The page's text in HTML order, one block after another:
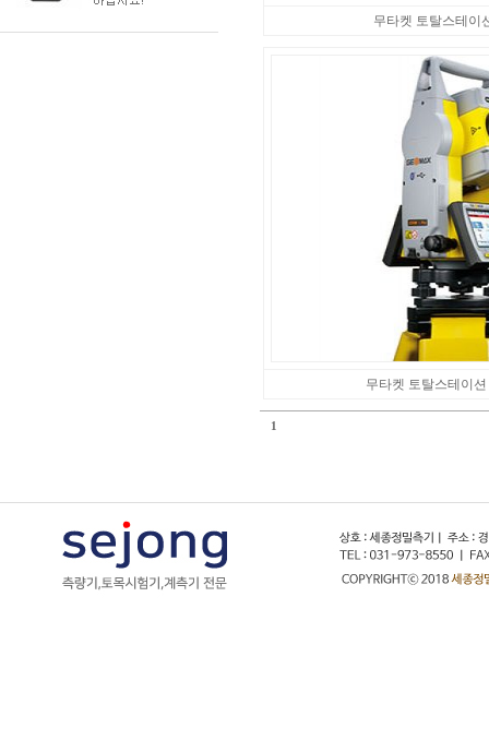
무타켓 토탈스테이
무타켓 토탈스테이션
1